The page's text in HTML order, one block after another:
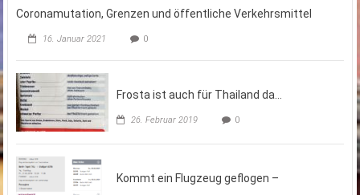
Coronamutation, Grenzen und öffentliche Verkehrsmittel
16. Januar 2021 0
Frosta ist auch für Thailand da…
26. Februar 2019 0
Kommt ein Flugzeug geflogen –